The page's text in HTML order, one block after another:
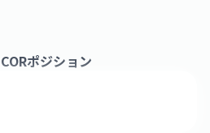
ポジション